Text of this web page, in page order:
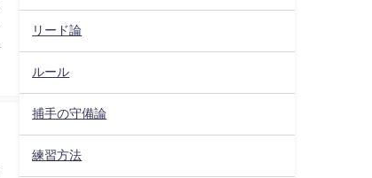
リード論
ルール
捕手の守備論
練習方法